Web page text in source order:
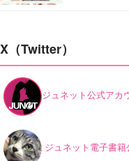
X（Twitter）
ジュネット公式アカ
ジュネット電子書籍